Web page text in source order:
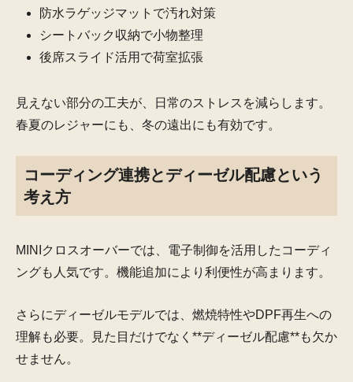
防水ラゲッジマットで汚れ対策
シートバック収納で小物整理
後席スライド活用で荷室拡張
見えない部分の工夫が、日常のストレスを減らします。
春夏のレジャーにも、冬の遠出にも有効です。
コーディング連携とディーゼル配慮という
考え方
MINIクロスオーバーでは、電子制御を活用したコーディ
ングも人気です。機能追加により利便性が高まります。
さらにディーゼルモデルでは、燃焼特性やDPF再生への
理解も必要。見た目だけでなく**ディーゼル配慮**も欠か
せません。